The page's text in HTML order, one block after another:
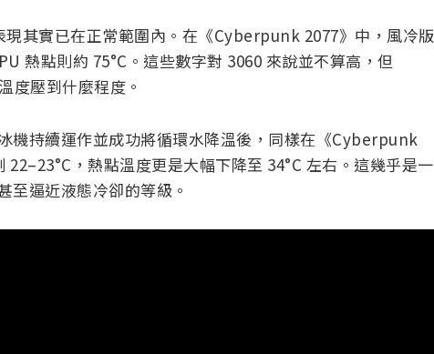
現其實已在正常範圍內。在《Cyberpunk 2077》中，風冷版
熱點則約 75°C。這些數字對 3060 來說並不算高，但
度壓到什麼程度。
機持續運作並成功將循環水降溫後，同樣在《Cyberpunk
，熱點溫度更是大幅下降至 34°C 左右。這幾乎是一
至逼近液態冷卻的等級。